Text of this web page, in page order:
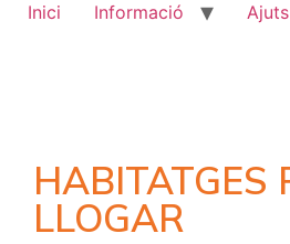
Inici Informació Ajuts
HABITATGES
LLOGAR